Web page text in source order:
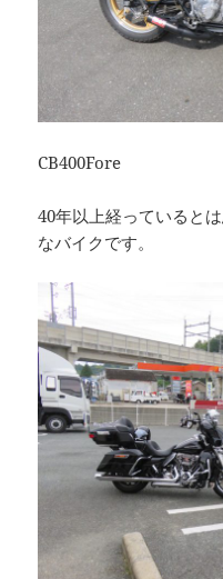
CB400Fore
40年以上経っていると
なバイクです。